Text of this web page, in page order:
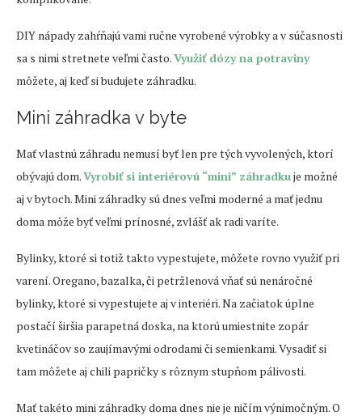
DIY nápady zahŕňajú vami ručne vyrobené výrobky a v súčasnosti
sa s nimi stretnete veľmi často.Využiť dózy na potraviny
môžete, aj keď si budujete záhradku.
Mini záhradka v byte
Mať vlastnú záhradu nemusí byť len pre tých vyvolených, ktorí
obývajú dom.Vyrobiť si interiérovú “mini” záhradkuje možné
aj v bytoch. Mini záhradky sú dnes veľmi moderné a mať jednu
doma môže byť veľmi prínosné, zvlášť ak radi varíte.
Bylinky, ktoré si totiž takto vypestujete, môžete rovno využiť pri
varení. Oregano, bazalka, či petržlenová vňať sú nenáročné
bylinky, ktoré si vypestujete aj v interiéri. Na začiatok úplne
postačí širšia parapetná doska, na ktorú umiestnite zopár
kvetináčov so zaujímavými odrodami či semienkami. Vysadiť si
tam môžete aj chili papričky s rôznym stupňom pálivosti.
Mať takéto mini záhradky doma dnes nie je ničím výnimočným. O